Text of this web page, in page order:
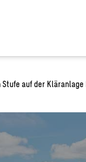
auf der Kläranlage